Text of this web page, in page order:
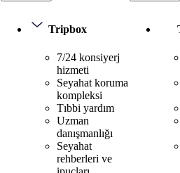
Tripbox
7/24 konsiyerj
hizmeti
Seyahat koruma
kompleksi
Tıbbi yardım
Uzman
danışmanlığı
Seyahat
rehberleri ve